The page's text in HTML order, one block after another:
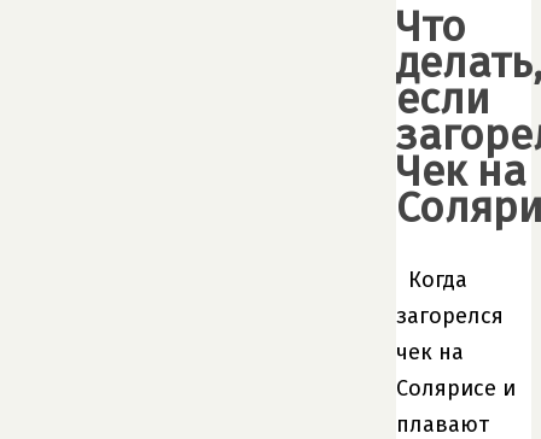
Что
если
Чек на
Когда
загорелся
чек на
Солярисе и
плавают